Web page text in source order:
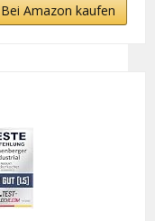
Bei Amazon kaufen